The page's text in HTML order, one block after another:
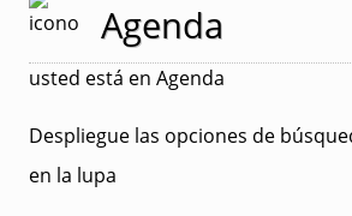
Agenda
usted está en Agenda
Despliegue las opciones de
en la lupa